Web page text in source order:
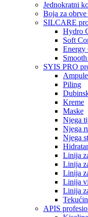
Jednokratni
Boja za
SILCARE
Hydro
Soft
Energy
SYIS PRO
Piling
Kreme
Maske
Njega
Njega
Njega
Linija
Linija
Linija
Linija
Linija
APIS